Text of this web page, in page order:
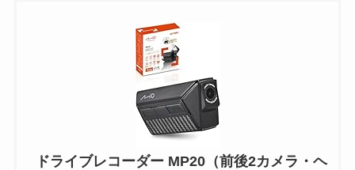
ドライブレコーダー MP20（前後2カメラ・ヘ